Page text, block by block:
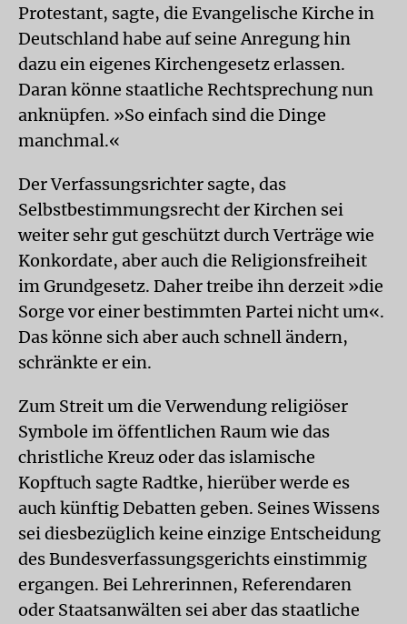
Protestant, sagte, die Evangelische Kirche in
Deutschland habe auf seine Anregung hin
dazu ein eigenes Kirchengesetz erlassen.
Daran könne staatliche Rechtsprechung nun
anknüpfen. »So einfach sind die Dinge
manchmal.«
Der Verfassungsrichter sagte, das
Selbstbestimmungsrecht der Kirchen sei
weiter sehr gut geschützt durch Verträge wie
Konkordate, aber auch die Religionsfreiheit
im Grundgesetz. Daher treibe ihn derzeit »die
Sorge vor einer bestimmten Partei nicht um«.
Das könne sich aber auch schnell ändern,
schränkte er ein.
Zum Streit um die Verwendung religiöser
Symbole im öffentlichen Raum wie das
christliche Kreuz oder das islamische
Kopftuch sagte Radtke, hierüber werde es
auch künftig Debatten geben. Seines Wissens
sei diesbezüglich keine einzige Entscheidung
des Bundesverfassungsgerichts einstimmig
ergangen. Bei Lehrerinnen, Referendaren
oder Staatsanwälten sei aber das staatliche